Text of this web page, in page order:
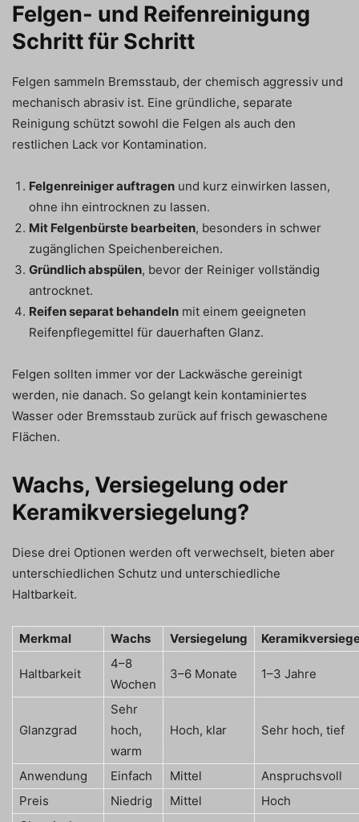
Felgen- und Reifenreinigung
Schritt für Schritt
Felgen sammeln Bremsstaub, der chemisch aggressiv und
mechanisch abrasiv ist. Eine gründliche, separate
Reinigung schützt sowohl die Felgen als auch den
restlichen Lack vor Kontamination.
Felgenreiniger auftragen und kurz einwirken lassen,
ohne ihn eintrocknen zu lassen.
Mit Felgenbürste bearbeiten, besonders in schwer
zugänglichen Speichenbereichen.
Gründlich abspülen, bevor der Reiniger vollständig
antrocknet.
Reifen separat behandeln mit einem geeigneten
Reifenpflegemittel für dauerhaften Glanz.
Felgen sollten immer vor der Lackwäsche gereinigt
werden, nie danach. So gelangt kein kontaminiertes
Wasser oder Bremsstaub zurück auf frisch gewaschene
Flächen.
Wachs, Versiegelung oder
Keramikversiegelung?
Diese drei Optionen werden oft verwechselt, bieten aber
unterschiedlichen Schutz und unterschiedliche
Haltbarkeit.
Merkmal Wachs Versiegelung
Haltbarkeit
4–8
Wochen
3–6 Monate 1–3 Jahre
Glanzgrad
Sehr
hoch,
warm
Hoch, klar Sehr hoch, tief
Anwendung Einfach Mittel
Anspruchsvoll
Preis
Niedrig Mittel
Hoch